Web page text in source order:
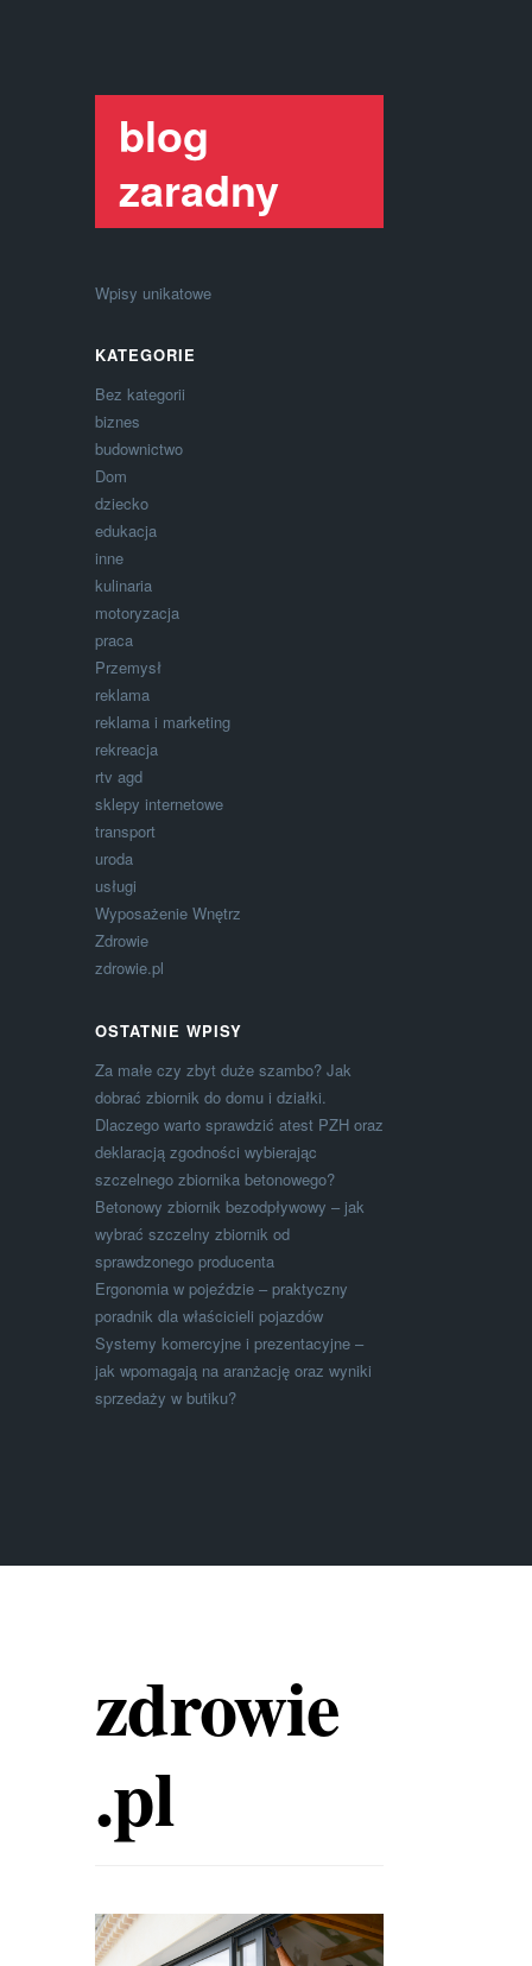
blog
zaradny
Wpisy unikatowe
KATEGORIE
Bez kategorii
biznes
budownictwo
Dom
dziecko
edukacja
inne
kulinaria
motoryzacja
praca
Przemysł
reklama
reklama i marketing
rekreacja
rtv agd
sklepy internetowe
transport
uroda
usługi
Wyposażenie Wnętrz
Zdrowie
zdrowie.pl
OSTATNIE WPISY
Za małe czy zbyt duże szambo? Jak
dobrać zbiornik do domu i działki.
Dlaczego warto sprawdzić atest PZH oraz
deklaracją zgodności wybierając
szczelnego zbiornika betonowego?
Betonowy zbiornik bezodpływowy – jak
wybrać szczelny zbiornik od
sprawdzonego producenta
Ergonomia w pojeździe – praktyczny
poradnik dla właścicieli pojazdów
Systemy komercyjne i prezentacyjne –
jak wpomagają na aranżację oraz wyniki
sprzedaży w butiku?
zdrowie
.pl